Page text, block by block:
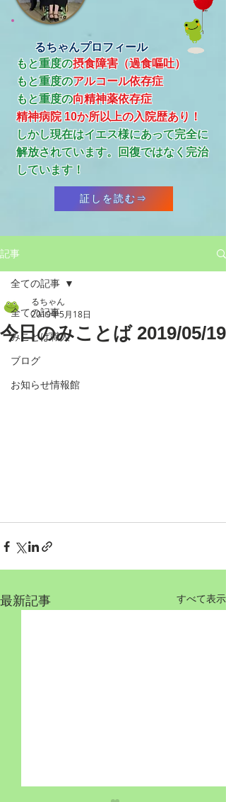
るちゃんプロフィール
もと重度の摂食障害（過食嘔吐）
もと重度のアルコール依存症
​もと重度の向精神薬依存症
精神病院 10か所以上の入院歴あり！
​しかし現在はイエス様にあって完全に
解放されています。回復ではなく完治
しています！
証しを読む⇒
記事
全ての記事
みことば職人
ブログ
お知らせ情報館
全ての記事
今日のみことば 2019/05/19
るちゃん
2019年5月18日
最新記事 すべて表示